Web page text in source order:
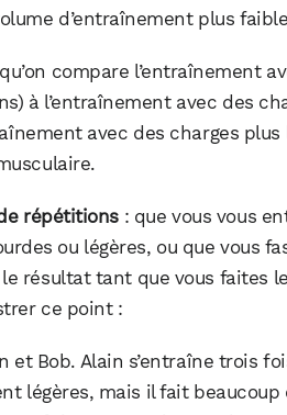
d’entraînement plus
compare l’entraînement
à l’entraînement avec des
avec des charges
répétitions: que vous vous
ou légères, ou que vous
résultat tant que vous faites
ce point :
et Bob. Alain s’entraîne trois
légères, mais il fait